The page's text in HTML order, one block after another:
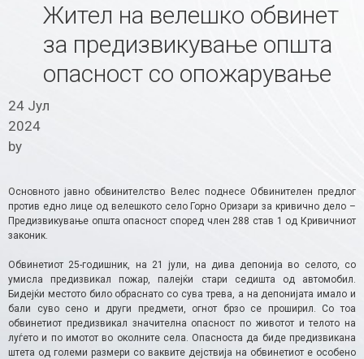
Жител на велешко обвинет
за предизвикување општа
опасност со опожарување
24 Јул
2024
by
Основното јавно обвинителство Велес поднесе Обвинителен предлог
против едно лице од велешкото село Горно Оризари за кривично дело –
Предизвикување општа опасност според член 288 став 1 од Кривичниот
законик.
Обвинетиот 25-годишник, на 21 јули, на дива депонија во селото, со
умисла предизвикал пожар, палејќи стари седишта од автомобил.
Бидејќи местото било обраснато со сува трева, а на депонијата имало и
бали суво сено и други предмети, огнот брзо се проширил. Со тоа
обвинетиот предизвикал значителна опасност по животот и телото на
луѓето и по имотот во околните села. Опасноста да биде предизвикана
штета од големи размери со ваквите дејствија на обвинетиот е особено